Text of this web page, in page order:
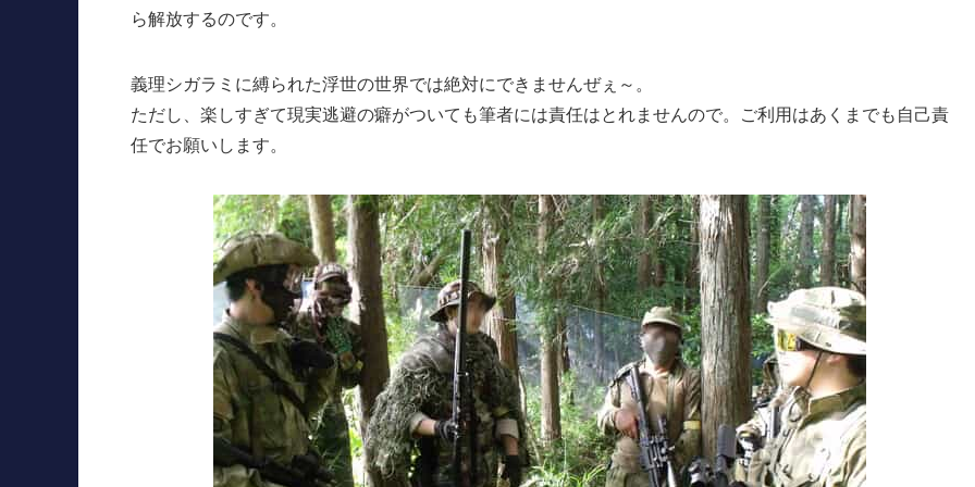
ら解放するのです。
義理シガラミに縛られた浮世の世界では絶対にできませんぜぇ～。
ただし、楽しすぎて現実逃避の癖がついても筆者には責任はとれませんので。ご利用はあくまでも自己責
任でお願いします。